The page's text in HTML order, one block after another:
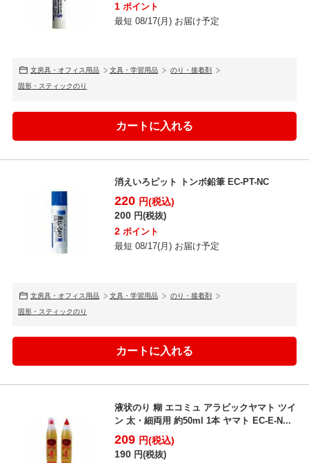
1 ポイント
最短 08/17(月) お届け予定
文房具・オフィス用品 文具・学習用品 のり・接着剤
固形・スティックのり
消えいろピット トンボ鉛筆 EC-PT-NC
220 円(税込)
200 円(税抜)
2 ポイント
最短 08/17(月) お届け予定
文房具・オフィス用品 文具・学習用品 のり・接着剤
固形・スティックのり
液状のり 糊 エコミュ アラビックヤマト ツイ
ン 太・細両用 約50ml 1本 ヤマト EC-E-N...
209 円(税込)
190 円(税抜)